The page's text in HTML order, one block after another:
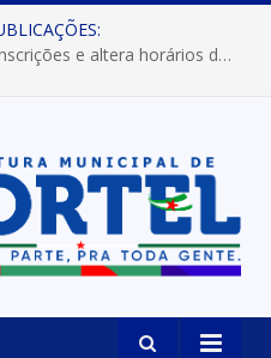
Prefeitura de Portel prorroga inscrições e altera horários dos concursos “Musa” e “Miss Mix Verão 2026”